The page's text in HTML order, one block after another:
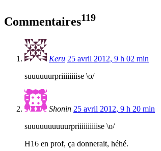
Commentaires119
Keru 25 avril 2012, 9 h 02 min
suuuuuurpriiiiiiiise \o/
Shonin 25 avril 2012, 9 h 20 min
suuuuuuuuuurpriiiiiiiiiise \o/
H16 en prof, ça donnerait, héhé.